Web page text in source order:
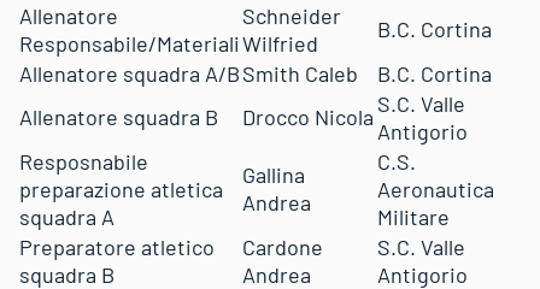
Allenatore
Responsabile/Materiali
Schneider
Wilfried
B.C. Cortina
Allenatore squadra A/BSmith Caleb
B.C. Cortina
Allenatore squadra B
Drocco Nicola S.C. Valle
Antigorio
Resposnabile
preparazione atletica
squadra A
Gallina
Andrea
C.S.
Aeronautica
Militare
Preparatore atletico
squadra B
Cardone
Andrea
S.C. Valle
Antigorio